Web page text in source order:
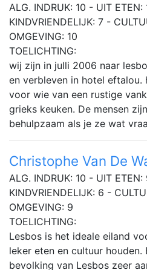
ALG. INDRUK: 10 - UIT
KINDVRIENDELIJK: 7 -
OMGEVING: 10
TOELICHTING:
wij zijn in julli 2006 naar
en verbleven in hotel eftalou.
voor wie van een rustige
grieks keuken. De mensen
behulpzaam als je ze wat
Christophe Van De
ALG. INDRUK: 10 - UIT
KINDVRIENDELIJK: 6 -
OMGEVING: 9
TOELICHTING:
Lesbos is het ideale eiland
leker eten en cultuur houden.
bevolking van Lesbos zeer